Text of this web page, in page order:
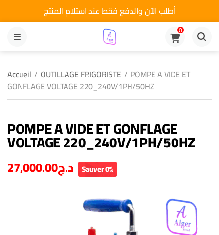
أطلب الآن والدفع فقط عند استلام المنتج
MENU
0
Accueil / OUTILLAGE FRIGORISTE / POMPE A VIDE ET
GONFLAGE VOLTAGE 220_240V/1PH/50HZ
POMPE A VIDE ET GONFLAGE
VOLTAGE 220_240V/1PH/50HZ
د.ج27,000.00 Sauver 0%